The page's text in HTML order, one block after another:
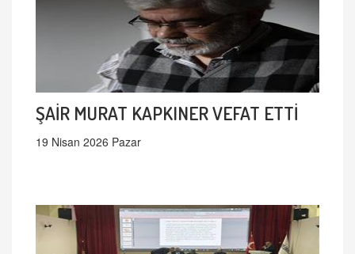
ŞAİR MURAT KAPKINER VEFAT ETTİ
19 Nisan 2026 Pazar